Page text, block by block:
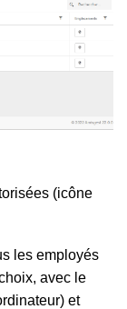
(icône
les employés
avec le
et